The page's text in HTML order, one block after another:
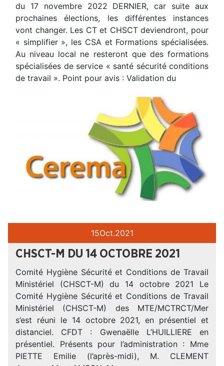
du 17 novembre 2022 DERNIER, car suite aux
prochaines élections, les différentes instances
vont changer. Les CT et CHSCT deviendront, pour
« simplifier », les CSA et Formations spécialisées.
Au niveau local ne resteront que des formations
spécialisées de service « santé sécurité conditions
de travail ». Point pour avis : Validation du
15Oct.2021
CHSCT-M DU 14 OCTOBRE 2021
Comité Hygiène Sécurité et Conditions de Travail
Ministériel (CHSCT-M) du 14 octobre 2021 Le
Comité Hygiène Sécurité et Conditions de Travail
Ministériel (CHSCT-M) des MTE/MCTRCT/Mer
s’est réuni le 14 octobre 2021, en présentiel et
distanciel. CFDT : Gwenaëlle L’HUILLIERE en
présentiel. Présents pour l’administration : Mme
PIETTE Emilie (l’après-midi), M. CLEMENT